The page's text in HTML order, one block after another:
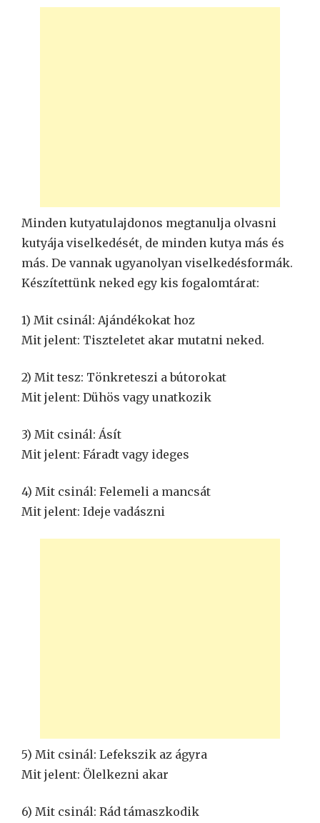
Minden kutyatulajdonos megtanulja olvasni
kutyája viselkedését, de minden kutya más és
más. De vannak ugyanolyan viselkedésformák.
Készítettünk neked egy kis fogalomtárat:
1) Mit csinál: Ajándékokat hoz
Mit jelent: Tiszteletet akar mutatni neked.
2) Mit tesz: Tönkreteszi a bútorokat
Mit jelent: Dühös vagy unatkozik
3) Mit csinál: Ásít
Mit jelent: Fáradt vagy ideges
4) Mit csinál: Felemeli a mancsát
Mit jelent: Ideje vadászni
5) Mit csinál: Lefekszik az ágyra
Mit jelent: Ölelkezni akar
6) Mit csinál: Rád támaszkodik